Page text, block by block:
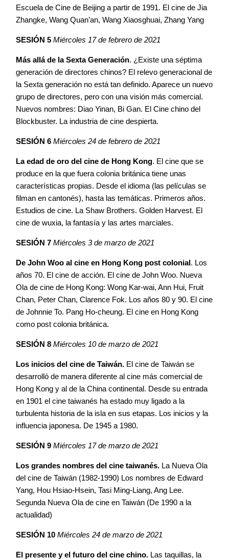
Escuela de Cine de Beijing a partir de 1991. El cine de Jia
Zhangke, Wang Quan’an, Wang Xiaosghuai, Zhang Yang
SESIÓN 5 Miércoles 17 de febrero de 2021
Más allá de la Sexta Generación. ¿Existe una séptima
generación de directores chinos? El relevo generacional de
la Sexta generación no está tan definido. Aparece un nuevo
grupo de directores, pero con una visión más comercial.
Nuevos nombres: Diao Yinan, Bi Gan. El Cine chino del
Blockbuster. La industria de cine despierta.
SESIÓN 6 Miércoles 24 de febrero de 2021
La edad de oro del cine de Hong Kong. El cine que se
produce en la que fuera colonia británica tiene unas
características propias. Desde el idioma (las películas se
filman en cantonés), hasta las temáticas. Primeros años.
Estudios de cine. La Shaw Brothers. Golden Harvest. El
cine de wuxia, la fantasía y las artes marciales.
SESIÓN 7 Miércoles 3 de marzo de 2021
De John Woo al cine en Hong Kong post colonial. Los
años 70. El cine de acción. El cine de John Woo. Nueva
Ola de cine de Hong Kong: Wong Kar-wai, Ann Hui, Fruit
Chan, Peter Chan, Clarence Fok. Los años 80 y 90. El cine
de Johnnie To. Pang Ho-cheung. El cine en Hong Kong
como post colonia británica.
SESIÓN 8 Miércoles 10 de marzo de 2021
Los inicios del cine de Taiwán. El cine de Taiwán se
desarrolló de manera diferente al cine más comercial de
Hong Kong y al de la China continental. Desde su entrada
en 1901 el cine taiwanés ha estado muy ligado a la
turbulenta historia de la isla en sus etapas. Los inicios y la
influencia japonesa. De 1945 a 1980.
SESIÓN 9 Miércoles 17 de marzo de 2021
Los grandes nombres del cine taiwanés. La Nueva Ola
del cine de Taiwán (1982-1990) Los nombres de Edward
Yang, Hou Hsiao-Hsein, Tasi Ming-Liang, Ang Lee.
Segunda Nueva Ola de cine en Taiwán (De 1990 a la
actualidad)
SESIÓN 10 Miércoles 24 de marzo de 2021
El presente y el futuro del cine chino. Las taquillas, la